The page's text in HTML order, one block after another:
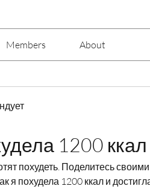
Members About
1200 ккал
похудеть. Поделитесь
я похудела 1200 ккал и